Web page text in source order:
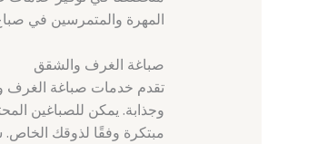
المهرة والمتمرسين في صباغ
صباغة الغرف والشقق
تقدم خدمات صباغة الغرف
وجذابة. يمكن للصباغين
مبتكرة وفقًا لذوقك